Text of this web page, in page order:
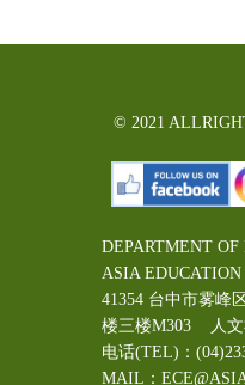
© 2021
DEPARTMENT
ASIA
41354 台中市雾
楼三楼M303 人文
电话(TEL)：
MAIL：